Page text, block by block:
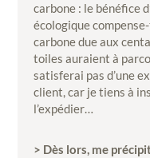
carbone : le bénéfice
écologique
carbone due aux
toiles auraient à
satisferai pas d’une
client, car je tiens à
l’expédier…
> Dès lors, me